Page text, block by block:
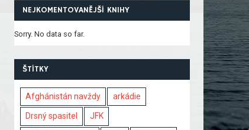
NEJKOMENTOVANĚJŠÍ KNIHY
Sorry. No data so far.
ŠTÍTKY
Afghánistán navždy arkádie
Drsný spasitel JFK